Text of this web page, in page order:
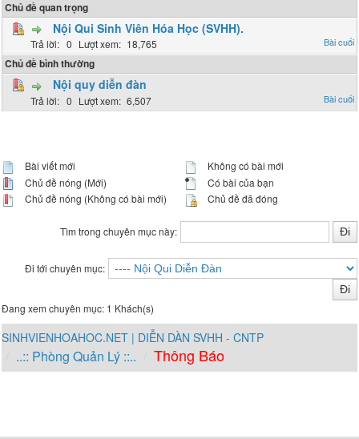
Chủ đề quan trọng
Nội Qui Sinh Viên Hóa Học (SVHH).
0
18,765
Chủ đề bình thường
Nội quy diễn đàn
0 6,507
Bài viết mới
Chủ đề nóng (Mới)
Chủ đề nóng (Không có bài mới)
Không có bài mới
Có bài của bạn
Chủ đề đã đóng
Tìm trong chuyên mục này:
Đi tới chuyên mục:
Đang xem chuyên mục: 1 Khách(s)
SINHVIENHOAHOC.NET | DIỄN DÀN SVHH - CNTP
..:: Phòng Quản Lý ::.. Thông Báo